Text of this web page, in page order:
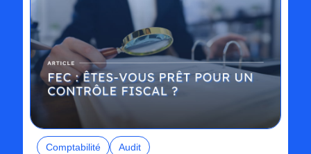
Comptabilité Audit